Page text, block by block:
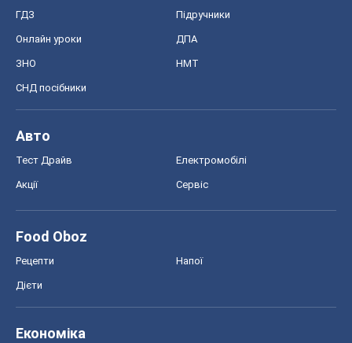
ГДЗ Підручники
Онлайн уроки ДПА
ЗНО НМТ
СНД посібники
Авто
Тест Драйв Електромобілі
Акції Сервіс
Food Oboz
Рецепти Напої
Дієти
Економіка